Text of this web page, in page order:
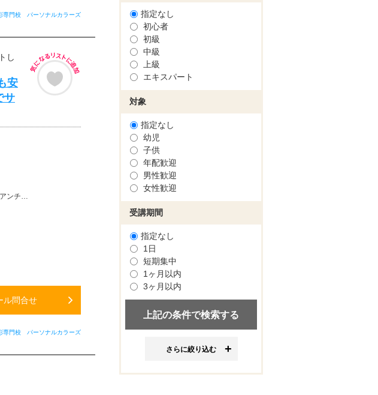
専門校 パーソナルカラーズ
し
安
サ
その他
ル問合せ
専門校 パーソナルカラーズ
指定なし
初心者
初級
中級
上級
エキスパート
対象
指定なし
幼児
子供
年配歓迎
男性歓迎
女性歓迎
受講期間
指定なし
1日
短期集中
1ヶ月以内
3ヶ月以内
さらに絞り込む